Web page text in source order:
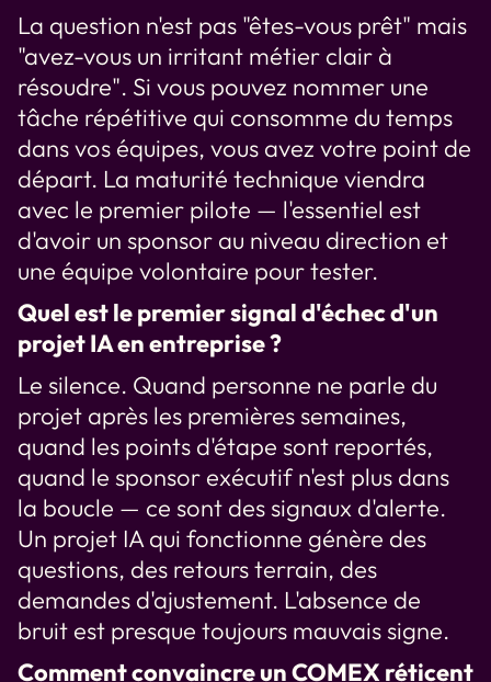
La question n'est pas "êtes-vous prêt" mais
"avez-vous un irritant métier clair à
résoudre". Si vous pouvez nommer une
tâche répétitive qui consomme du temps
dans vos équipes, vous avez votre point de
départ. La maturité technique viendra
avec le premier pilote — l'essentiel est
d'avoir un sponsor au niveau direction et
une équipe volontaire pour tester.
Quel est le premier signal d'échec d'un
projet IA en entreprise ?
Le silence. Quand personne ne parle du
projet après les premières semaines,
quand les points d'étape sont reportés,
quand le sponsor exécutif n'est plus dans
la boucle — ce sont des signaux d'alerte.
Un projet IA qui fonctionne génère des
questions, des retours terrain, des
demandes d'ajustement. L'absence de
bruit est presque toujours mauvais signe.
Comment convaincre un COMEX réticent